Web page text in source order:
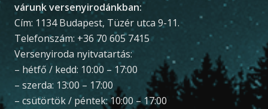
várunk versenyirodánkban:
Cím: 1134 Budapest, Tüzér utca 9-11.
Telefonszám: +36 70 605 7415
Versenyiroda nyitvatartás:
– hétfő / kedd: 10:00 – 17:00
– szerda: 13:00 – 17:00
– csütörtök / péntek: 10:00 – 17:00